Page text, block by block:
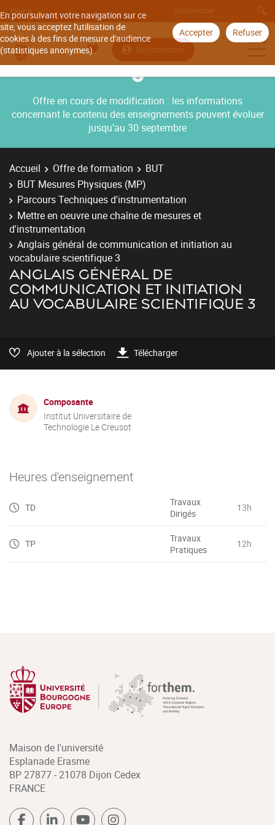
En poursuivant votre navigation sur ce
site, vous acceptez l'utilisation de
cookies à des fins de mesure d'audience
(statistiques anonymes).
Accepter Refuser
Aller à
Se connecter
Offre en cours de modification : les informations
concernant le contenu des enseignements peuvent évoluer
jusqu’au 30 septembre
Accueil Offre de formation
BUT
BUT Mesures Physiques (MP)
Parcours Techniques d'instrumentation
Mettre en oeuvre une chaîne de mesures et
d'instrumentation
Anglais général de communication et initiation au
vocabulaire scientifique 3
ANGLAIS GÉNÉRAL DE
COMMUNICATION ET INITIATION
AU VOCABULAIRE SCIENTIFIQUE 3
Ajouter à la sélection Télécharger
Composante
Institut Universitaire de
Technologie Le Creusot
Heures d'enseignement
TD
Travaux
Dirigés
13h
TP
Travaux
Pratiques
12h
Maison de l'université
Esplanade Erasme
BP 27877 - 21078 Dijon Cedex
FRANCE